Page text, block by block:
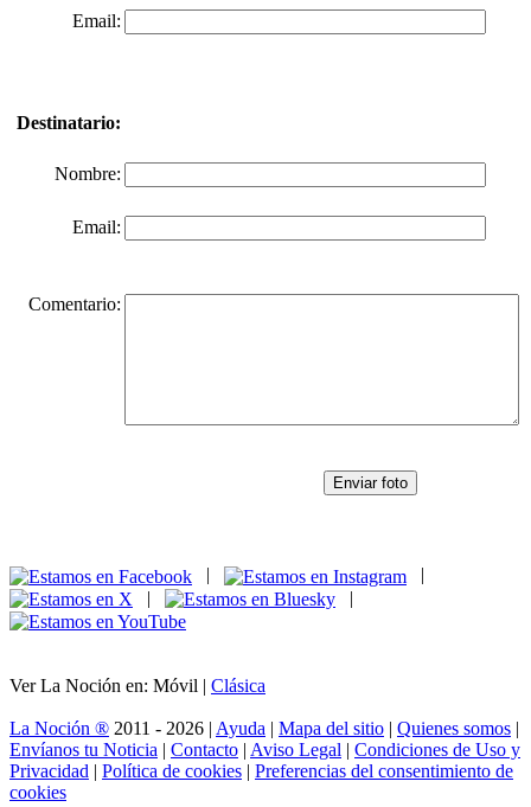
Email:
Destinatario:
Nombre:
Email:
Comentario:
Enviar foto
|
|
|
|
Ver La Noción en: Móvil | Clásica
La Noción ® 2011 - 2026 | Ayuda | Mapa del sitio | Quienes somos |
Envíanos tu Noticia | Contacto | Aviso Legal | Condiciones de Uso y
Privacidad | Política de cookies | Preferencias del consentimiento de
cookies